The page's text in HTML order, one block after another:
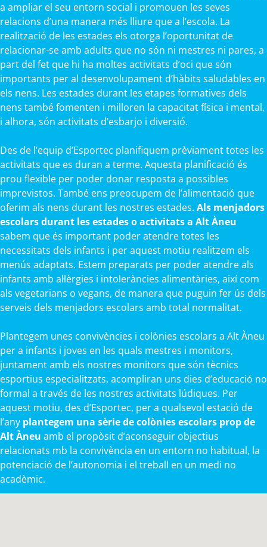
a ampliar el seu entorn social i promouen les seves
relacions d’una manera més lliure que a l’escola. La
realització de les estades els otorga l’oportunitat de
relacionar-se amb adults que no són ni mestres ni pares, a
part del fet que hi ha moltes activitats d’oci que són
importants per al desenvolupament d’hàbits saludables en
els nens. Les estades durant les etapes formatives dels
nens també fomenten i milloren la capacitat física i mental,
i alhora, són activitats d’esbarjo i diversió.
Des de l’equip d’Esportec planifiquem prèviament totes les
activitats que es duran a terme. Aquesta planificació és
prou flexible per poder donar resposta a possibles
imprevistos. També ens preocupem de l’alimentació que
oferim als nens durant les nostres estades. Als menjadors
escolars durant les estades o activitats a Alt Àneu
sabem que és important poder atendre totes les
necessitats dels infants i per aquest motiu realitzem els
menús adaptats. Estem preparats per poder atendre als
infants amb al·lèrgies i intoleràncies alimentàries, així com
als vegetarians o vegans, de manera que puguin fer ús dels
serveis dels menjadors escolars amb total normalitat.
Plantegem unes convivències i colònies escolars a Alt Àneu
per a infants i joves en les quals mestres i monitors,
juntament amb els nostres monitors que són tècnics
esportius especialitzats, acompliran uns dies d’educació no
formal a través de les nostres activitats lúdiques. Per
aquest motiu, des d’Esportec, per a qualsevol estació de
l’any plantegem una sèrie de colònies escolars prop de
Alt Àneu amb el propòsit d’aconseguir objectius
relacionats mb la convivència en un entorn no habitual, la
potenciació de l’autonomia i el treball en un medi no
acadèmic.